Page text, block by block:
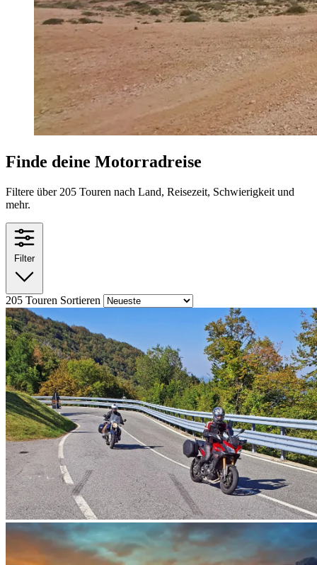
Finde deine Motorradreise
Filtere über 205 Touren nach Land, Reisezeit, Schwierigkeit und
mehr.
Filter
205 Touren Sortieren